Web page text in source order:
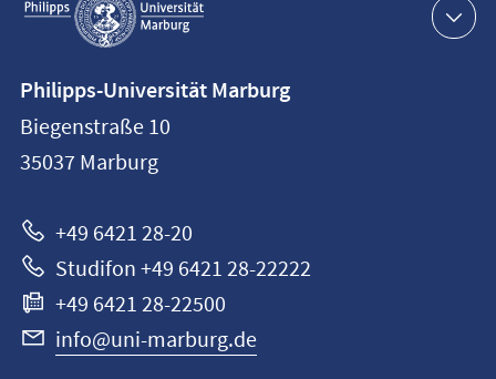
Navigation
Philipps-
Universität
Marburg
Philipps-Universität Marburg
Biegenstraße 10
35037 Marburg
+49 6421 28-20
Studifon +49 6421 28-22222
+49 6421 28-22500
info@uni-marburg.de